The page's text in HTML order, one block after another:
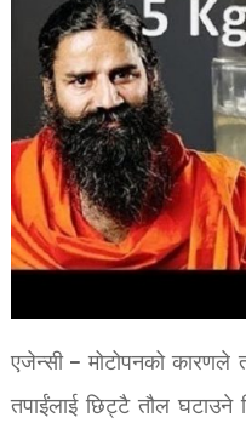
एजेन्सी – मोटोपनको
तपाईंलाई छिट्टै तौल घटाउने